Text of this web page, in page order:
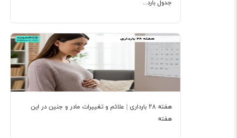
جدول بارد...
هفته ۲۸ بارداری | علائم و تغییرات مادر و جنین در این
هفته